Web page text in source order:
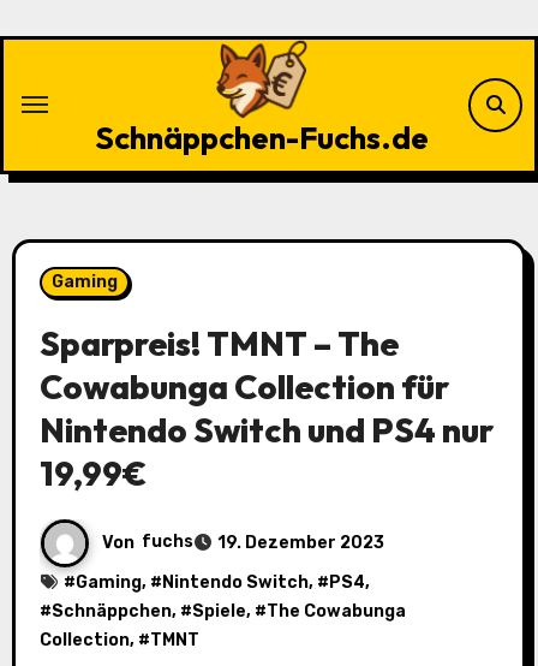
Schnäppchen-Fuchs.de
Gaming
Sparpreis! TMNT – The
Cowabunga Collection für
Nintendo Switch und PS4 nur
19,99€
Von fuchs
19. Dezember 2023
#Gaming, # Nintendo Switch, # PS4,
#Schnäppchen, #Spiele, #The Cowabunga
Collection, #TMNT